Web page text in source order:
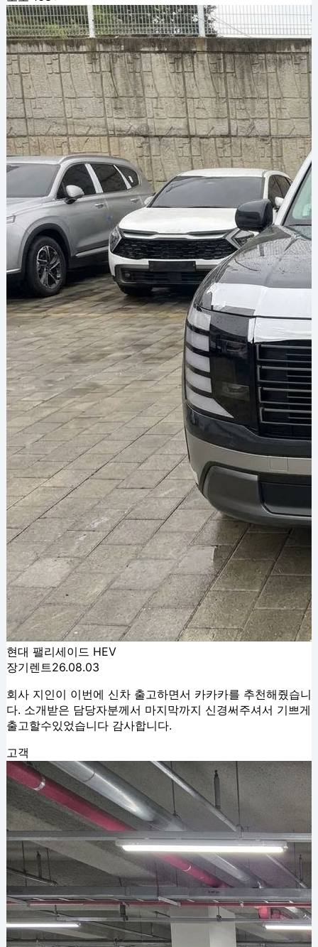
현대 팰리세이드 HEV
장기렌트26.08.03
회사 지인이 이번에 신차 출고하면서 카카카를 추천해줬습니
다. 소개받은 담당자분께서 마지막까지 신경써주셔서 기쁘게
출고할수있었습니다 감사합니다.
고객